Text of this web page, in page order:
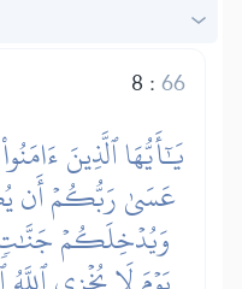
8 :66
يَٰٓأَيُّهَا ٱلَّذِينَ
عَسَىٰ رَبُّكُمۡ أَن
وَيُدۡخِلَكُمۡ جَنَّٰتٖ